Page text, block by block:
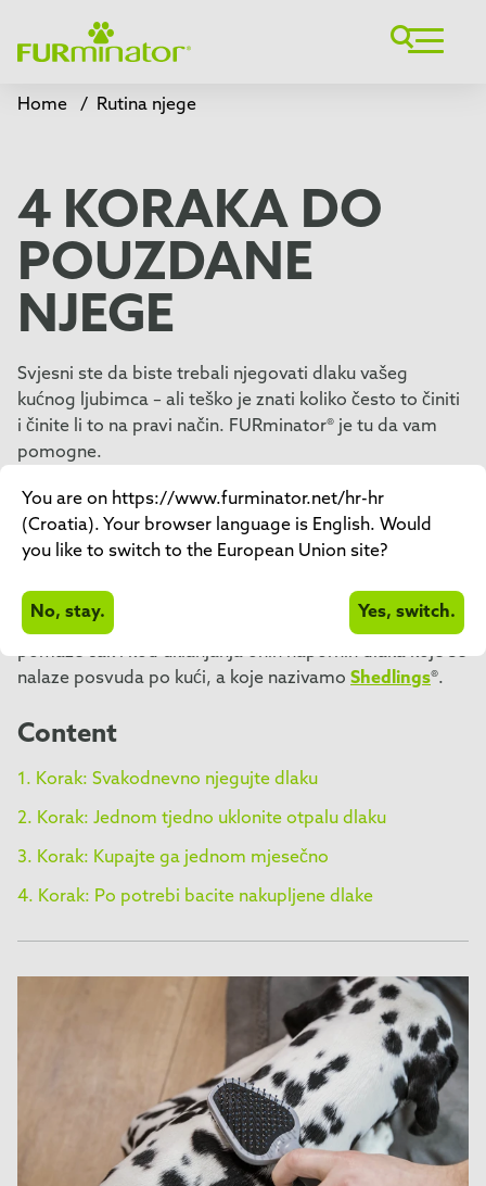
Home / Rutina njege
4 KORAKA DO
POUZDANE
NJEGE
Svjesni ste da biste trebali njegovati dlaku vašeg
kućnog ljubimca – ali teško je znati koliko često to činiti
i činite li to na pravi način. FURminator® je tu da vam
pomogne.
FURminator® Ultimate Hair Reduction System je sustav
koji je napravljen kako bi vam pomogao da smanjite
količinu otpalih dlaka u vašem domu na jednostavan
da zapamtite koliko često je potrebno njegovati dlaku,
uklanjati suvišne dlake i kupati vašeg kućnog ljubimca, a
pomaže čak i kod uklanjanja onih napornih dlaka koje se
nalaze posvuda po kući, a koje nazivamo Shedlings®.
Content
1. Korak: Svakodnevno njegujte dlaku
2. Korak: Jednom tjedno uklonite otpalu dlaku
3. Korak: Kupajte ga jednom mjesečno
4. Korak: Po potrebi bacite nakupljene dlake
You are on https://www.furminator.net/hr-hr
(Croatia). Your browser language is English. Would
you like to switch to the European Union site?
No, stay. Yes, switch.